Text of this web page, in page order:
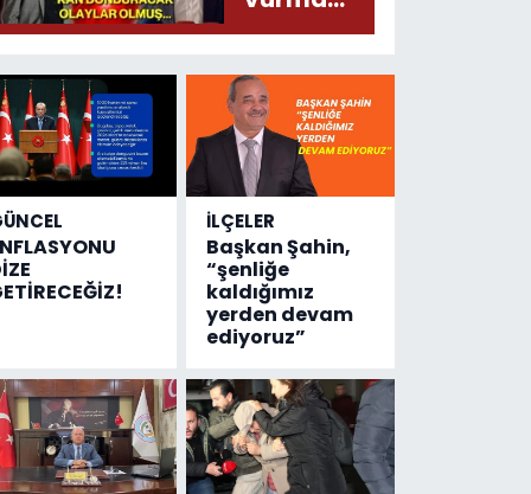
olayında
geldi...
Meğer, kan
donduracak
olaylar
olmuş...
İLÇELER
Başkan Şahin,
“şenliğe
kaldığımız
yerden devam
ediyoruz”